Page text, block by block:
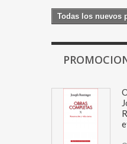
Todas los nuevos